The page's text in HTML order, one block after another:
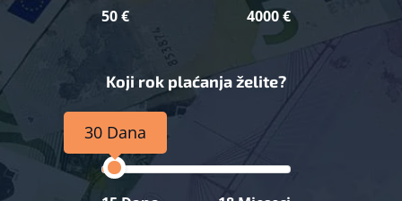
50 € 4000 €
Koji rok plaćanja želite?
30 Dana